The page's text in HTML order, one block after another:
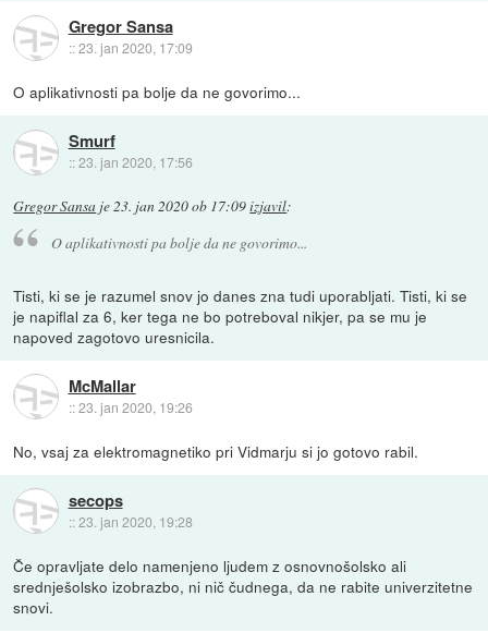
Gregor Sansa
::23. jan 2020, 17:09
O aplikativnosti pa bolje da ne govorimo...
Smurf
::23. jan 2020, 17:56
Gregor Sansa je23. jan 2020 ob 17:09izjavil:
O aplikativnosti pa bolje da ne govorimo...
Tisti, ki se je razumel snov jo danes zna tudi uporabljati. Tisti, ki se
je napiflal za 6, ker tega ne bo potreboval nikjer, pa se mu je
napoved zagotovo uresnicila.
McMallar
::23. jan 2020, 19:26
No, vsaj za elektromagnetiko pri Vidmarju si jo gotovo rabil.
secops
::23. jan 2020, 19:28
Če opravljate delo namenjeno ljudem z osnovnošolsko ali
srednješolsko izobrazbo, ni nič čudnega, da ne rabite univerzitetne
snovi.